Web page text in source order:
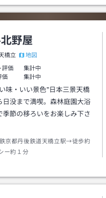
野屋
橋立
地図
評価
集計中
価
集計中
味・いい景色”日本三景天橋
日没まで満喫。森林庭園大浴
季節の移ろいをお楽しみ下さ
京都丹後鉄道天橋立駅→徒歩約
ー約１分